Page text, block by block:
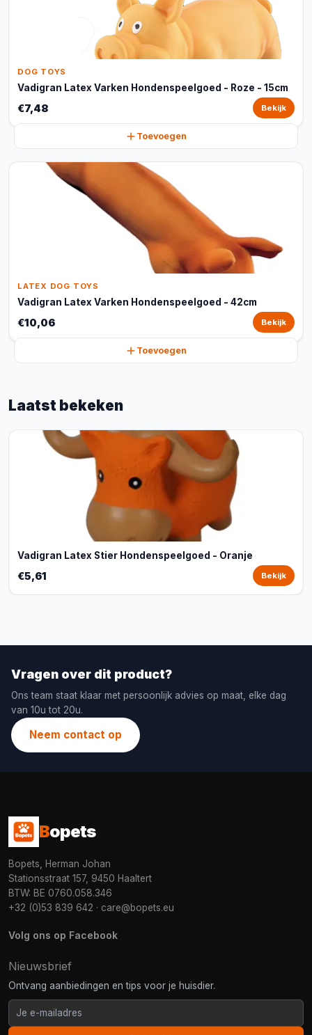
DOG TOYS
Vadigran Latex Varken Hondenspeelgoed - Roze - 15cm
€7,48 Bekijk
Toevoegen
LATEX DOG TOYS
Vadigran Latex Varken Hondenspeelgoed - 42cm
€10,06 Bekijk
Toevoegen
Laatst bekeken
Vadigran Latex Stier Hondenspeelgoed - Oranje
€5,61 Bekijk
Vragen over dit product?
Ons team staat klaar met persoonlijk advies op maat, elke dag
van 10u tot 20u.
Neem contact op
Bopets
Bopets, Herman Johan
Stationsstraat 157, 9450 Haaltert
BTW: BE 0760.058.346
+32 (0)53 839 642 · care@bopets.eu
Volg ons op Facebook
Nieuwsbrief
Ontvang aanbiedingen en tips voor je huisdier.